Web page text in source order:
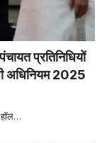
प्रतिनिधियों
अधिनियम 2025
…